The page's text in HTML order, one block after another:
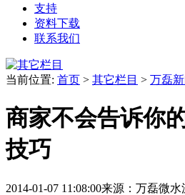
支持
资料下载
联系我们
当前位置: 首页 > 其它栏目 > 万磊
商家不会告诉你
技巧
2014-01-07 11:08:00来源：万磊微水